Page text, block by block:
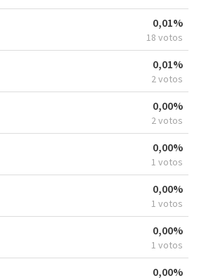
0,01%
18 votos
0,01%
2 votos
0,00%
2 votos
0,00%
1 votos
0,00%
1 votos
0,00%
1 votos
0,00%